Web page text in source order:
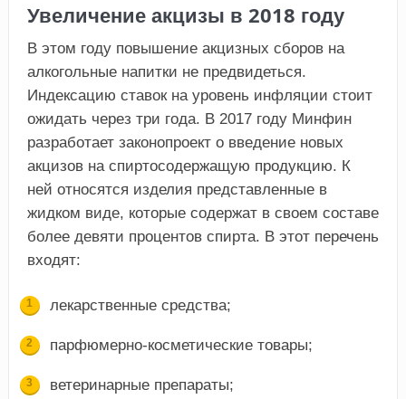
Увеличение акцизы в 2018 году
В этом году повышение акцизных сборов на
алкогольные напитки не предвидеться.
Индексацию ставок на уровень инфляции стоит
ожидать через три года. В 2017 году Минфин
разработает законопроект о введение новых
акцизов на спиртосодержащую продукцию. К
ней относятся изделия представленные в
жидком виде, которые содержат в своем составе
более девяти процентов спирта. В этот перечень
входят:
лекарственные средства;
парфюмерно-косметические товары;
ветеринарные препараты;